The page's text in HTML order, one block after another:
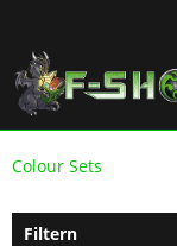
Colour Sets
Filtern